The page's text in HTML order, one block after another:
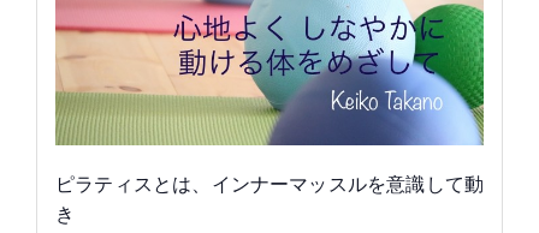
ピラティスとは、インナーマッスルを意識して動
き